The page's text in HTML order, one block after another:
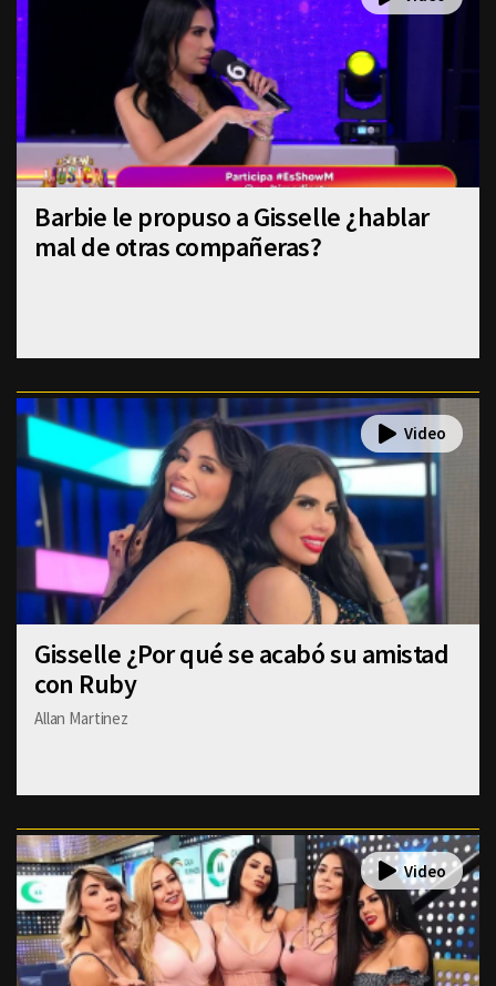
Barbie le propuso a Gisselle ¿hablar
mal de otras compañeras?
Gisselle ¿Por qué se acabó su amistad
con Ruby
Allan Martinez